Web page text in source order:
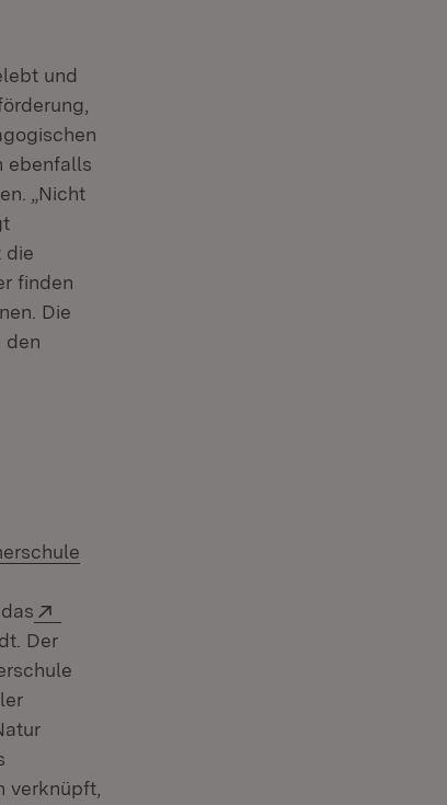
und
ebenfalls
„Nicht
die
finden
Die
den
Fenster)
(Öffnet in neuem Fenster)
, das
Der
verknüpft,